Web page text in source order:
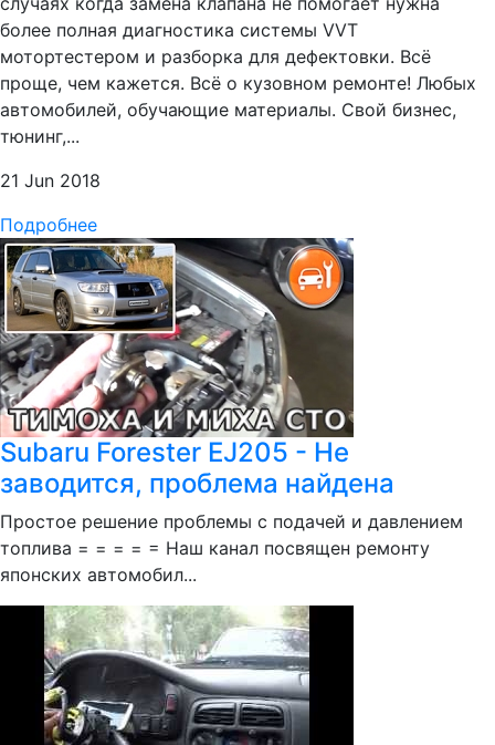
более полная диагностика системы VVT
мотортестером и разборка для дефектовки. Всё
проще, чем кажется. Всё о кузовном ремонте! Любых
автомобилей, обучающие материалы. Свой бизнес,
тюнинг,...
21 Jun 2018
Подробнее
Subaru Forester EJ205 - Не
заводится, проблема найдена
Простое решение проблемы с подачей и давлением
топлива = = = = = Наш канал посвящен ремонту
японских автомобил...